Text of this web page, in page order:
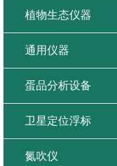
植物生态仪器
通用仪器
蛋品分析设备
卫星定位浮标
氮吹仪